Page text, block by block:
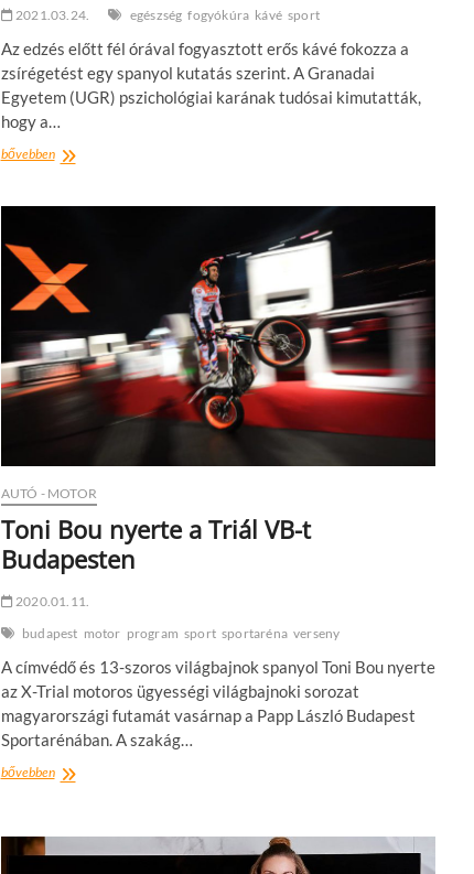
2021.03.24. egészség fogyókúra kávé sport
Az edzés előtt fél órával fogyasztott erős kávé fokozza a
zsírégetést egy spanyol kutatás szerint. A Granadai
Egyetem (UGR) pszichológiai karának tudósai kimutatták,
hogy a…
bővebbenFokozza
az
fogyasztott
erős
kávé
AUTÓ - MOTOR
Toni Bou nyerte a Triál VB-t
Budapesten
2020.01.11.
budapest motor program sport sportaréna verseny
A címvédő és 13-szoros világbajnok spanyol Toni Bou nyerte
az X-Trial motoros ügyességi világbajnoki sorozat
magyarországi futamát vasárnap a Papp László Budapest
Sportarénában. A szakág…
bővebbenToni